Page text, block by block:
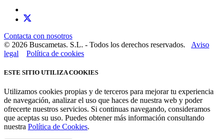
Contacta con nosotros
© 2026 Buscametas. S.L. - Todos los derechos reservados. Aviso
legal
Política de cookies
ESTE SITIO UTILIZA COOKIES
Utilizamos cookies propias y de terceros para mejorar tu experiencia
de navegación, analizar el uso que haces de nuestra web y poder
ofrecerte nuestros servicios. Si continuas navegando, consideramos
que aceptas su uso. Puedes obtener más información consultando
nuestra Política de Cookies.